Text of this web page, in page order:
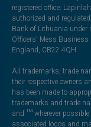
registered office:
authorized and
Bank of Lithuania under
Officers' Mess Business
England, CB22 4QH.
All trademarks, trade
their respective owners
has been made to
trademarks and trade
and ™ wherever
associated logos and